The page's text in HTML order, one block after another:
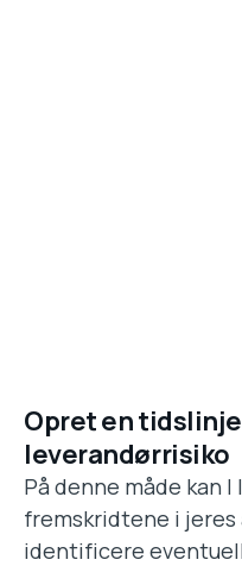
Opret en
leverandørrisiko
På denne måde kan
fremskridtene i
identificere